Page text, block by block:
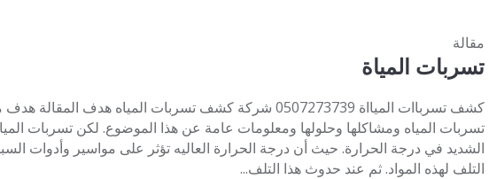
مقالة
تسربات المياة
كشف تسرباات الميااة 0507273739 شركة كشف تسربات المياه هدف
تسربات المياه ومشاكلها وحلولها ومعلومات عامة عن هذا الموضوع. لكن تسربات
الشديد في درجة الحرارة. حيث أن درجة الحرارة العاليه تؤثر على مواسير وأدوات
التلف لهذه المواد. ثم عند حدوث هذا التلف...